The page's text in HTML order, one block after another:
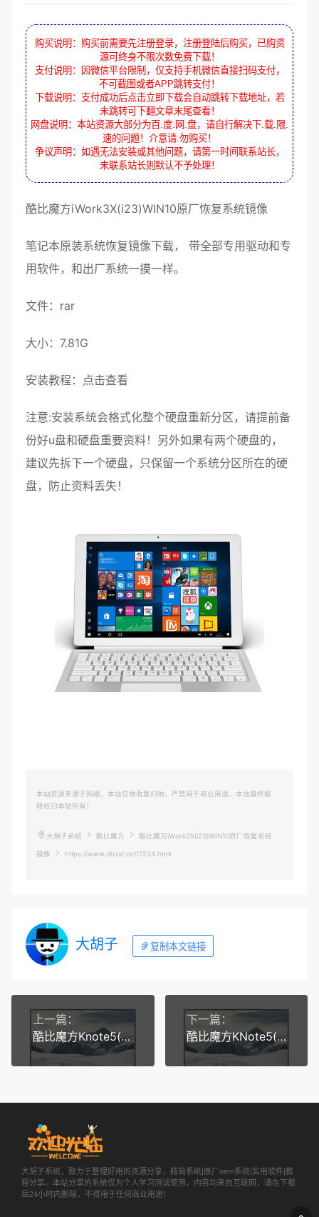
购买说明：购买前需要先注册登录，注册登陆后购买，已购资
源可终身不限次数免费下载！
支付说明：因微信平台限制，仅支持手机微信直接扫码支付，
不可截图或者APP跳转支付！
下载说明：支付成功后点击立即下载会自动跳转下载地址，若
未跳转可下翻文章末尾查看！
网盘说明：本站资源大部分为百.度.网.盘，请自行解决下.载.限.
速的问题！介意请.勿购买！
争议声明：如遇无法安装或其他问题，请第一时间联系站长，
未联系站长则默认不予处理！
酷比魔方iWork3X(i23)WIN10原厂恢复系统镜像
笔记本原装系统恢复镜像下载， 带全部专用驱动和专
用软件，和出厂系统一摸一样。
文件：rar
大小：7.81G
安装教程： 点击查看
注意:安装系统会格式化整个硬盘重新分区，请提前备
份好u盘和硬盘重要资料！另外如果有两个硬盘的，
建议先拆下一个硬盘，只保留一个系统分区所在的硬
盘，防止资料丢失！
本站资源来源于网络，本站仅做收集归纳，严禁用于商业用途，本站最终解
释权归本站所有！
大胡子系统 酷比魔方 酷比魔方iWork3X(i23)WIN10原厂恢复系统
镜像 https://www.dhzxt.cn/17224.html
大胡子 复制本文链接
上一篇：
酷比魔方Knote5(i1112)-Windows10原厂镜像
下一篇：
酷比魔方KNote5(i1102)-Windows10-原厂系统恢复镜像
大胡子系统，致力于整理好用的资源分享，精简系统|原厂oem系统|实用软件|教
程分享。本站分享的系统仅为个人学习测试使用，内容均来自互联网，请在下载
后24小时内删除，不得用于任何商业用途!